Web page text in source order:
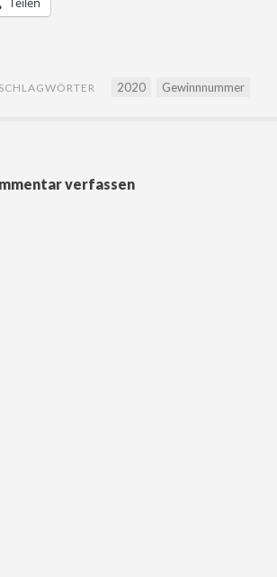
SCHLAGWÖRTER 2020 Gewinnnummer
verfassen